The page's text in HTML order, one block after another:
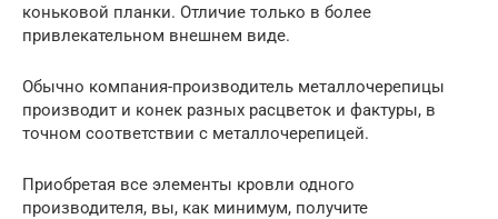
коньковой планки. Отличие только в более
привлекательном внешнем виде.
Обычно компания-производитель металлочерепицы
производит и конек разных расцветок и фактуры, в
точном соответствии с металлочерепицей.
Приобретая все элементы кровли одного
производителя, вы, как минимум, получите